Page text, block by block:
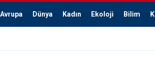
Avrupa Dünya Kadın Ekoloji Bilim